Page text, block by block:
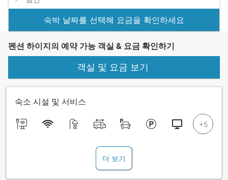
숙박 날짜를 선택해 요금을 확인하세요
펜션 하이지의 예약 가능 객실 & 요금 확인하기
객실 및 요금 보기
숙소 시설 및 서비스
더 보기